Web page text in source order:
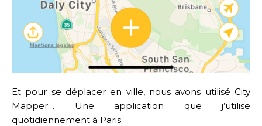
Et pour se déplacer en ville, nous avons utilisé City
Mapper… Une application que j’utilise
quotidiennement à Paris.